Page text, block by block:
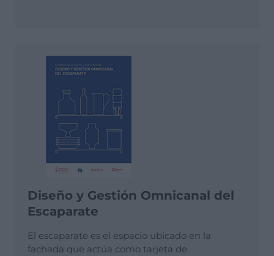
Diseño y Gestión Omnicanal del
Escaparate
El escaparate es el espacio ubicado en la
fachada que actúa como tarjeta de